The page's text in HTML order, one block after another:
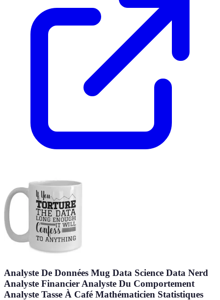
Analyste De Données Mug Data Science Data Nerd
Analyste Financier Analyste Du Comportement
Analyste Tasse À Café Mathématicien Statistiques